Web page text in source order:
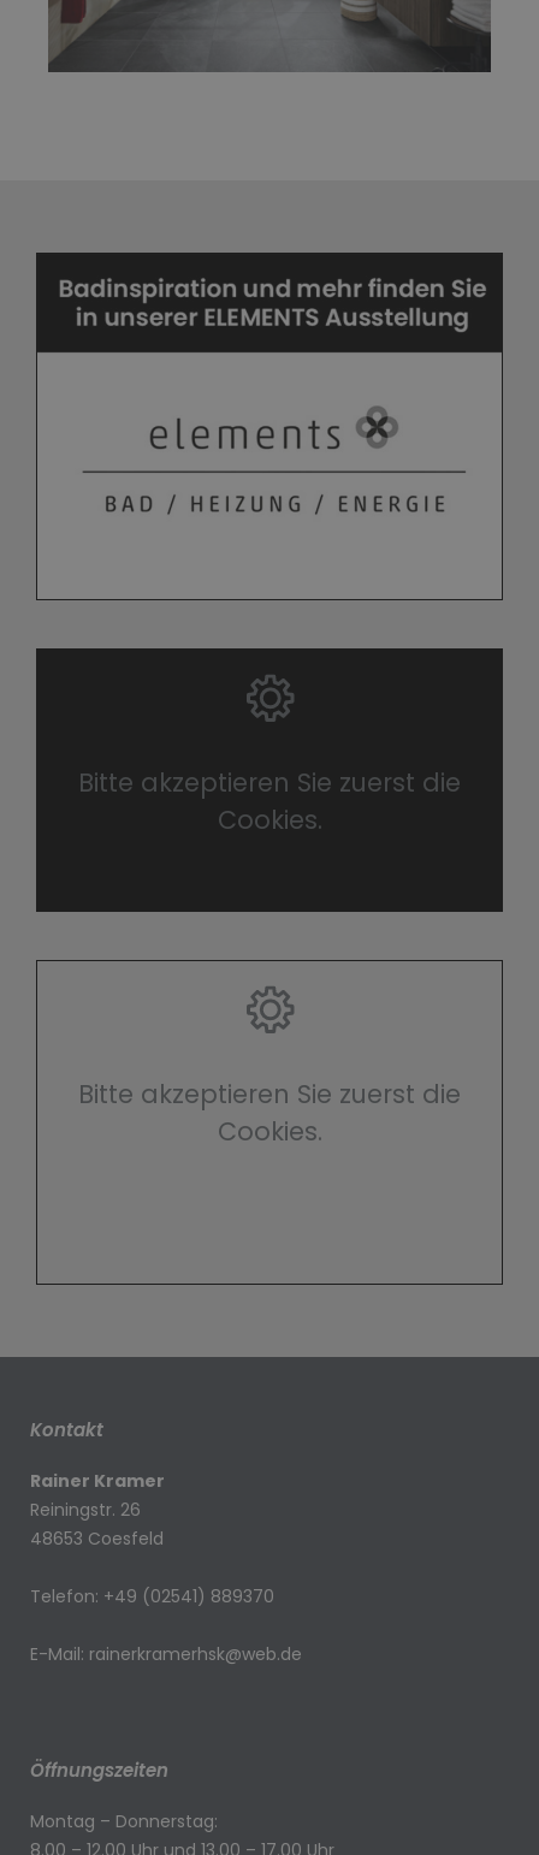
Bitte akzeptieren Sie zuerst die
Cookies.
Bitte akzeptieren Sie zuerst die
Cookies.
Kontakt
Rainer Kramer
Reiningstr. 26
48653 Coesfeld
Telefon: +49 (02541) 889370
E-Mail: rainerkramerhsk@web.de
Öffnungszeiten
Montag – Donnerstag: